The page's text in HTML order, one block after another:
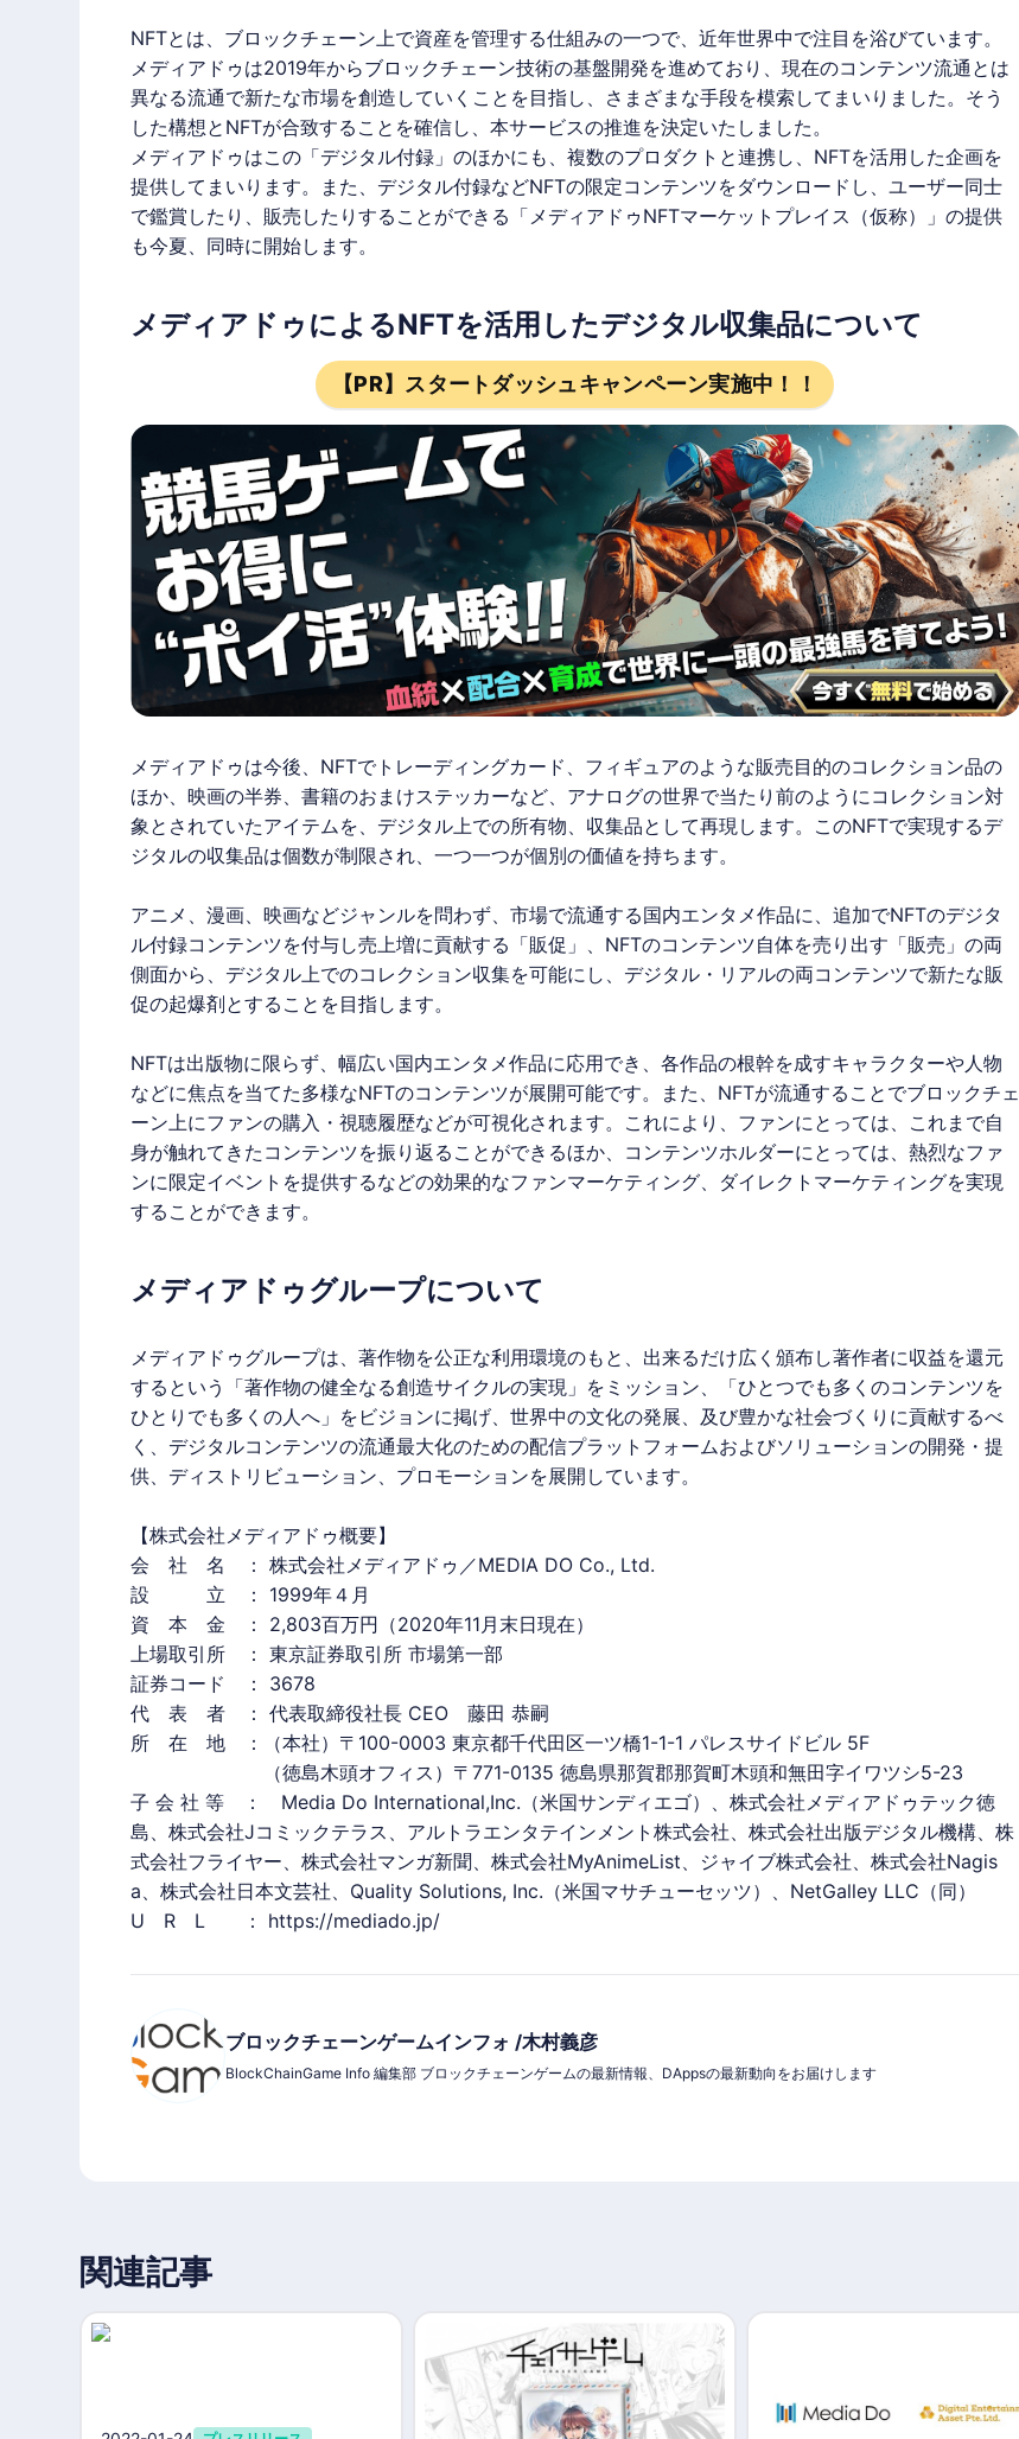
NFTとは、ブロックチェーン上で資産を管理する仕組みの一つで、近年世界中で注目を浴びています。
メディアドゥ は2019年からブロックチェーン技術の基盤開発を進めており、現在のコンテンツ流通とは
異なる流通で新たな市場を創造していくことを目指し、さまざまな手段を模索してまいりました。そう
した構想と NFTが合致することを確信し、本サービスの推進を決定いたしました。
メディアドゥ はこの「デジタル付録」のほかにも、複数のプロダクトと連携し、 NFTを活用した企画を
提供してまいります。また、 デジタル付録などNFTの限定コンテンツをダウンロードし、ユーザー同士
で鑑賞したり、販売したりすることができる「メディアドゥ NFTマーケットプレイス（仮称）」の提供
も今夏、同時に開始します。
メディアドゥによるNFTを活用したデジタル収集品について
【PR】スタートダッシュキャンペーン実施中！！
メディアドゥ は今後、 NFTでトレーディングカード、フィギュアのような販売目的のコレクション品の
ほか、映画の半券、書籍のおまけステッカーなど、アナログの世界で当たり前のようにコレクション対
象とされていたアイテムを、デジタル上での所有物、収集品として再現します。このNFTで実現するデ
ジタルの収集品は個数が制限され、一つ一つが個別の価値を持ちます。
アニメ、漫画、映画などジャンルを問わず、市場で流通する国内エンタメ作品に、追加でNFTのデジタ
ル付録コンテンツを付与し売上増に貢献する「販促」、 NFTのコンテンツ自体を売り出す「販売」の両
側面から、デジタル上でのコレクション収集を可能にし、デジタル・リアルの両コンテンツで新たな販
促の起爆剤とすることを目指します。
NFTは出版物に限らず、幅広い国内エンタメ作品に応用でき、各作品の根幹を成すキャラクターや人物
などに焦点を当てた多様なNFTのコンテンツが展開可能です。また、 NFTが流通することでブロックチェ
ーン上にファンの購入・視聴履歴などが可視化されます。これにより、ファンにとっては、これまで自
身が触れてきたコンテンツを振り返ることができるほか、コンテンツホルダーにとっては、熱烈なファ
ンに限定イベントを提供するなどの効果的なファンマーケティング、ダイレクトマーケティングを実現
することができます。
メディアドゥグループについて
メディアドゥ グループは、著作物を公正な利用環境のもと、出来るだけ広く頒布し著作者に収益を還元
するという「著作物の健全なる創造サイクルの実現」をミッション、「ひとつでも多くのコンテンツを
ひとりでも多くの人へ」をビジョンに掲げ、世界中の文化の発展、及び豊かな社会づくりに貢献するべ
く、デジタルコンテンツの流通最大化のための配信プラットフォームおよびソリューションの開発・提
供、ディストリビューション、プロモーションを展開しています。
【株式会社メディアドゥ概要】
会 社 名 ： 株式会社メディアドゥ ／MEDIA DO Co., Ltd.
設 立 ： 1999年４月
資 本 金 ： 2,803百万円（2020年11月末日現在）
上場取引所 ： 東京証券取引所 市場第一部
証券コード ： 3678
代 表 者 ： 代表取締役社長 CEO 藤田 恭嗣
所 在 地 ：（本社）〒100-0003 東京都千代田区一ツ橋1-1-1 パレスサイドビル 5F
（徳島木頭オフィス）〒771-0135 徳島県那賀郡那賀町木頭和無田字イワツシ5-23
子 会 社 等 ： Media Do International,Inc.（米国サンディエゴ）、株式会社メディアドゥ テック徳
島、株式会社Jコミックテラス、アルトラエンタテインメント株式会社、株式会社出版デジタル機構、株
式会社フライヤー、株式会社マンガ新聞、株式会社MyAnimeList、ジャイブ株式会社、株式会社Nagis
a、株式会社日本文芸社、Quality Solutions, Inc.（米国マサチューセッツ）、NetGalley LLC（同）
U R L ： https://mediado.jp/
ブロックチェーンゲームインフォ /木村義彦
BlockChainGame Info 編集部 ブロックチェーンゲームの最新情報、DAppsの最新動向をお届けします
関連記事